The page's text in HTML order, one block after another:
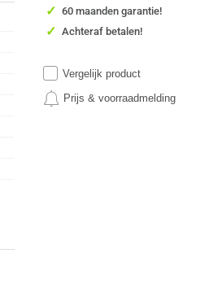
✓ 60 maanden garantie!
✓ Achteraf betalen!
Vergelijk product
Prijs & voorraadmelding